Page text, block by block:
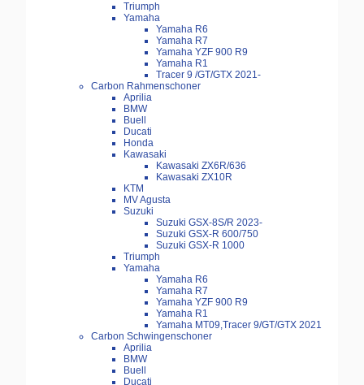
Triumph
Yamaha
Yamaha R6
Yamaha R7
Yamaha YZF 900 R9
Yamaha R1
Tracer 9 /GT/GTX 2021-
Carbon Rahmenschoner
Aprilia
BMW
Buell
Ducati
Honda
Kawasaki
Kawasaki ZX6R/636
Kawasaki ZX10R
KTM
MV Agusta
Suzuki
Suzuki GSX-8S/R 2023-
Suzuki GSX-R 600/750
Suzuki GSX-R 1000
Triumph
Yamaha
Yamaha R6
Yamaha R7
Yamaha YZF 900 R9
Yamaha R1
Yamaha MT09,Tracer 9/GT/GTX 2021
Carbon Schwingenschoner
Aprilia
BMW
Buell
Ducati